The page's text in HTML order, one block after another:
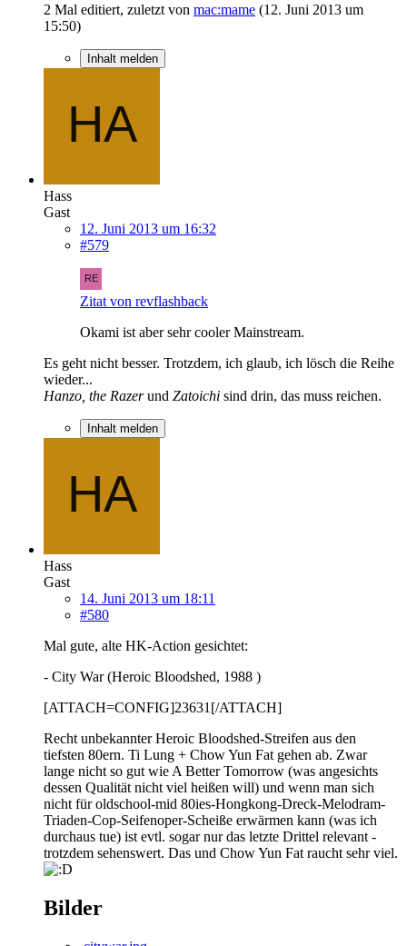
2 Mal editiert, zuletzt von mac:mame (12. Juni 2013 um
15:50)
Inhalt melden
Hass
Gast
12. Juni 2013 um 16:32
#579
Zitat von revflashback
Okami ist aber sehr cooler Mainstream.
Es geht nicht besser. Trotzdem, ich glaub, ich lösch die Reihe
wieder...
Hanzo, the Razerund Zatoichi sind drin, das muss reichen.
Inhalt melden
Hass
Gast
14. Juni 2013 um 18:11
#580
Mal gute, alte HK-Action gesichtet:
- City War (Heroic Bloodshed, 1988 )
[ATTACH=CONFIG]23631[/ATTACH]
Recht unbekannter Heroic Bloodshed-Streifen aus den
tiefsten 80ern. Ti Lung + Chow Yun Fat gehen ab. Zwar
lange nicht so gut wie A Better Tomorrow (was angesichts
dessen Qualität nicht viel heißen will) und wenn man sich
nicht für oldschool-mid 80ies-Hongkong-Dreck-Melodram-
Triaden-Cop-Seifenoper-Scheiße erwärmen kann (was ich
durchaus tue) ist evtl. sogar nur das letzte Drittel relevant -
trotzdem sehenswert. Das und Chow Yun Fat raucht sehr viel.
Bilder